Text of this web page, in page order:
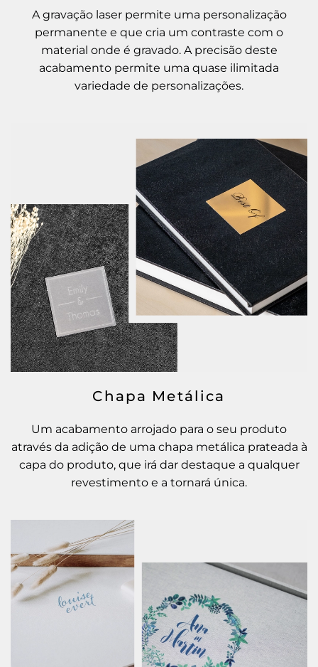
A gravação laser permite uma personalização
permanente e que cria um contraste com o
material onde é gravado. A precisão deste
acabamento permite uma quase ilimitada
variedade de personalizações.
Chapa Metálica
Um acabamento arrojado para o seu produto
através da adição de uma chapa metálica prateada à
capa do produto, que irá dar destaque a qualquer
revestimento e a tornará única.